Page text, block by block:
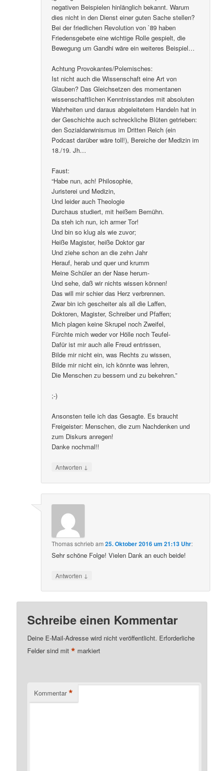
negativen Beispielen hinlänglich bekannt. Warum
dies nicht in den Dienst einer guten Sache stellen?
Bei der friedlichen Revolution von `89 haben
Friedensgebete eine wichtige Rolle gespielt, die
Bewegung um Gandhi wäre ein weiteres Beispiel…
Achtung Provokantes/Polemisches:
Ist nicht auch die Wissenschaft eine Art von
Glauben? Das Gleichsetzen des momentanen
wissenschaftlichen Kenntnisstandes mit absoluten
Wahrheiten und daraus abgeleitetem Handeln hat in
der Geschichte auch schreckliche Blüten getrieben:
den Sozialdarwinismus im Dritten Reich (ein
Podcast darüber wäre toll!), Bereiche der Medizin im
18./19. Jh…
Faust:
“Habe nun, ach! Philosophie,
Juristerei und Medizin,
Und leider auch Theologie
Durchaus studiert, mit heißem Bemühn.
Da steh ich nun, ich armer Tor!
Und bin so klug als wie zuvor;
Heiße Magister, heiße Doktor gar
Und ziehe schon an die zehn Jahr
Herauf, herab und quer und krumm
Meine Schüler an der Nase herum-
Und sehe, daß wir nichts wissen können!
Das will mir schier das Herz verbrennen.
Zwar bin ich gescheiter als all die Laffen,
Doktoren, Magister, Schreiber und Pfaffen;
Mich plagen keine Skrupel noch Zweifel,
Fürchte mich weder vor Hölle noch Teufel-
Dafür ist mir auch alle Freud entrissen,
Bilde mir nicht ein, was Rechts zu wissen,
Bilde mir nicht ein, ich könnte was lehren,
Die Menschen zu bessern und zu bekehren.”
;-)
Ansonsten teile ich das Gesagte. Es braucht
Freigeister: Menschen, die zum Nachdenken und
zum Diskurs anregen!
Danke nochmal!!
Antworten ↓
Thomasschriebam25. Oktober 2016 um 21:13 Uhr:
Sehr schöne Folge! Vielen Dank an euch beide!
Antworten ↓
Schreibe einen Kommentar
Deine E-Mail-Adresse wird nicht veröffentlicht. Erforderliche
Felder sind mit* markiert
Kommentar *